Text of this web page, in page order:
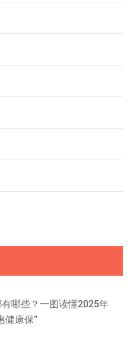
哪些？一图读懂2025年
健康保”